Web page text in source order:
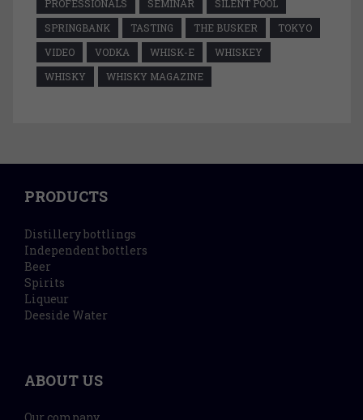
PROFESSIONALS
SEMINAR
SILENT POOL
SPRINGBANK
TASTING THE BUSKER
TOKYO
VIDEO
VODKA WHISK-E
WHISKEY
WHISKY
WHISKY MAGAZINE
PRODUCTS
Distillery bottlings
Independent bottlers
Beer
Spirits
Liqueur
Deeside Water
ABOUT US
Our company